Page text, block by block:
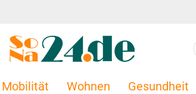
Mobilität Wohnen Gesundheit